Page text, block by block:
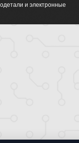
и электронные